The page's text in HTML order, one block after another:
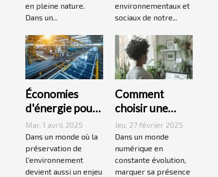
en pleine nature.
Dans un...
environnementaux et
sociaux de notre...
Économies
d'énergie pour
PME réduire les
coûts sans
compromettre
la production
Mar. 1 avril 2025
Dans un monde où la
préservation de
l'environnement
devient aussi un enjeu
Comment
choisir une
agence pour
optimiser votre
présence en
ligne
Jeu. 27 février 2025
Dans un monde
numérique en
constante évolution,
marquer sa présence